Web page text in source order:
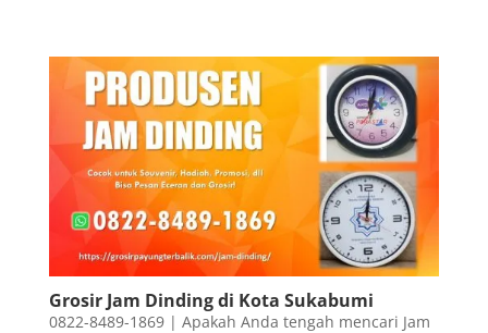
Grosir Jam Dinding di Kota Sukabumi
0822-8489-1869 | Apakah Anda tengah mencari Jam